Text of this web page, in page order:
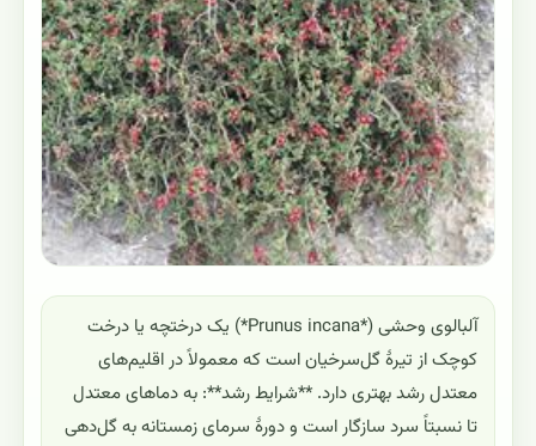
آلبالوی وحشی (*Prunus incana*) یک درختچه یا درخت
کوچک از تیرهٔ گل‌سرخیان است که معمولاً در اقلیم‌های
معتدل رشد بهتری دارد. **شرایط رشد**: به دماهای معتدل
تا نسبتاً سرد سازگار است و دورهٔ سرمای زمستانه به گل‌دهی